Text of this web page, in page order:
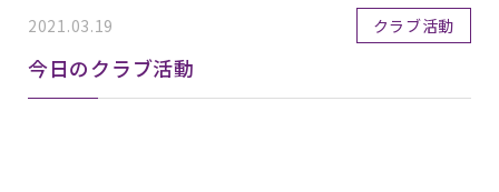
2021.03.19 クラブ活動
今日のクラブ活動